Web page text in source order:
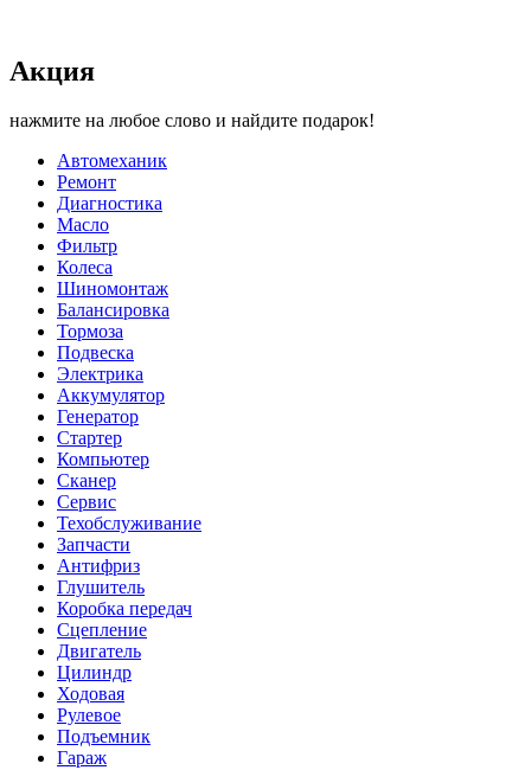
Акция
нажмите на любое слово и найдите подарок!
Автомеханик
Ремонт
Диагностика
Масло
Фильтр
Колеса
Шиномонтаж
Балансировка
Тормоза
Подвеска
Электрика
Аккумулятор
Генератор
Стартер
Компьютер
Сканер
Сервис
Техобслуживание
Запчасти
Антифриз
Глушитель
Коробка передач
Сцепление
Двигатель
Цилиндр
Ходовая
Рулевое
Подъемник
Гараж